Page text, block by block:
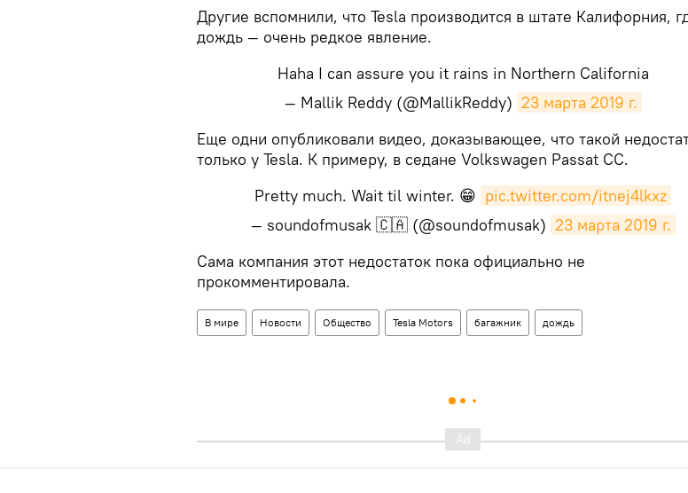
Другие вспомнили, что Tesla производится в штате Калифорния,
дождь — очень редкое явление.
Haha I can assure you it rains in Northern California
— Mallik Reddy (@MallikReddy) 23 марта 2019 г.
​Еще одни опубликовали видео, доказывающее, что такой
только у Tesla. К примеру, в седане Volkswagen Passat CC.
Pretty much. Wait til winter. 😁 pic.twitter.com/itnej4lkxz
— soundofmusak 🇨🇦 (@soundofmusak) 23 марта 2019 г.
​Сама компания этот недостаток пока официально не
прокомментировала.
В мире Новости Общество Tesla Motors багажник дождь